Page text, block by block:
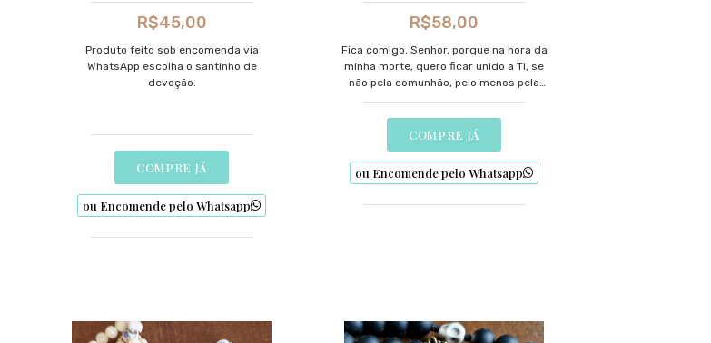
R$45,00
Produto feito sob encomenda via
WhatsApp escolha o santinho de
devoção.
COMPRE JÁ
ou Encomende pelo Whatsapp
R$58,00
Fica comigo, Senhor, porque na hora da
minha morte, quero ficar unido a Ti, se
não pela comunhão, pelo menos pela
COMPRE JÁ
ou Encomende pelo Whatsapp